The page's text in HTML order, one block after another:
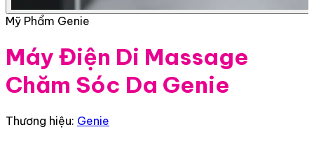
Mỹ Phẩm Genie
Máy Điện Di Massage
Chăm Sóc Da Genie
Thương hiệu: Genie